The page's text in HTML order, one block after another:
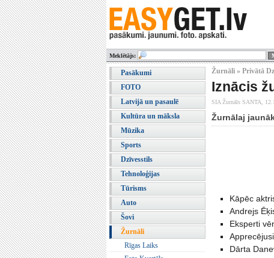
Meklētājs:
Pasākumi
FOTO
Latvijā un pasaulē
Kultūra un māksla
Mūzika
Sports
Dzīvesstils
Tehnoloģijas
Tūrisms
Auto
Šovi
Žurnāli
Rīgas Laiks
Žurnāli » Privātā
Iznācis
SIA Žurnāls SANTA,
Žurnālaj
Kāpēc
Andrejs
Eksperti
Dārta